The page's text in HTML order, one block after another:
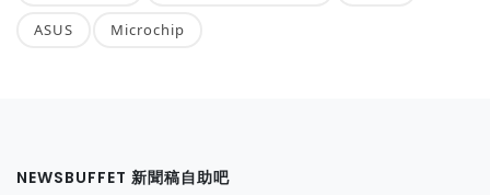
ASUS Microchip
NEWSBUFFET 新聞稿自助吧